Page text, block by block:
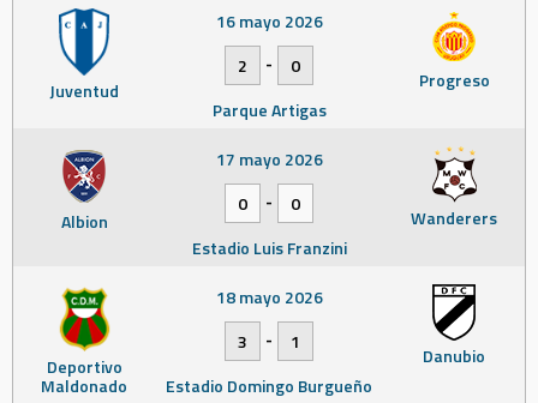
Juventud Progreso
16 mayo 2026
2
-
0
Parque Artigas
Albion Wanderers
17 mayo 2026
0
-
0
Estadio Luis Franzini
Deportivo
Maldonado
Danubio
18 mayo 2026
3
-
1
Estadio Domingo Burgueño